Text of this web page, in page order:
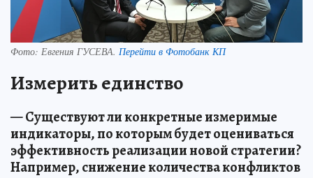
Фото: Евгения ГУСЕВА. Перейти в Фотобанк КП
Измерить единство
— Существуют ли конкретные измеримые
индикаторы, по которым будет оцениваться
эффективность реализации новой стратегии?
Например, снижение количества конфликтов